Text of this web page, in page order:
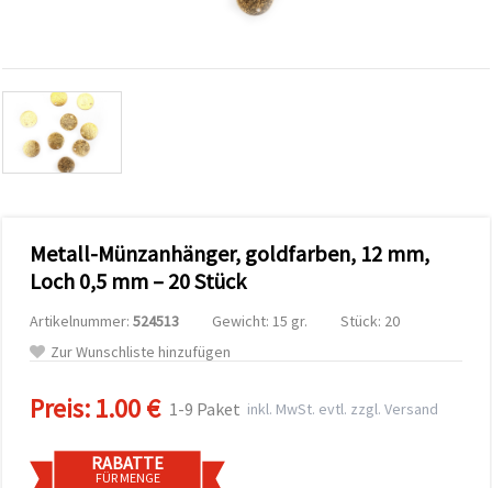
Datenverkehr
zu
analysieren
sowie
relevantere
Unterstützung
Partner für
und
Sie können
Cookies
akzeptieren,
oder Ihre
Auswahl in
Metall-Münzanhänger, goldfarben, 12 mm,
Loch 0,5 mm – 20 Stück
Artikelnummer: 524513 Gewicht: 15 gr.
Stück: 20
Zur Wunschliste hinzufügen
Preis:1.00 € 1-9 Paket inkl. MwSt. evtl. zzgl. Versand
RABATTE
FÜR MENGE